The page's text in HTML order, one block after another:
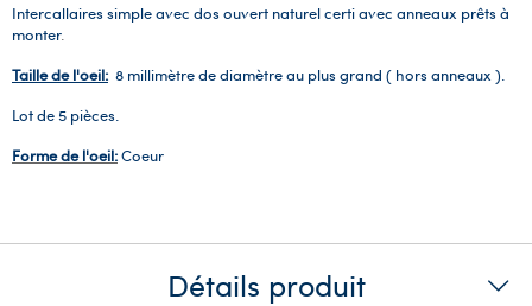
Intercallaires simple avec dos ouvert naturel certi avec anneaux prêts à
monter.
Taille de l'oeil: 8 millimètre de diamètre au plus grand ( hors anneaux ).
Lot de 5 pièces.
Forme de l'oeil:Coeur
Détails produit